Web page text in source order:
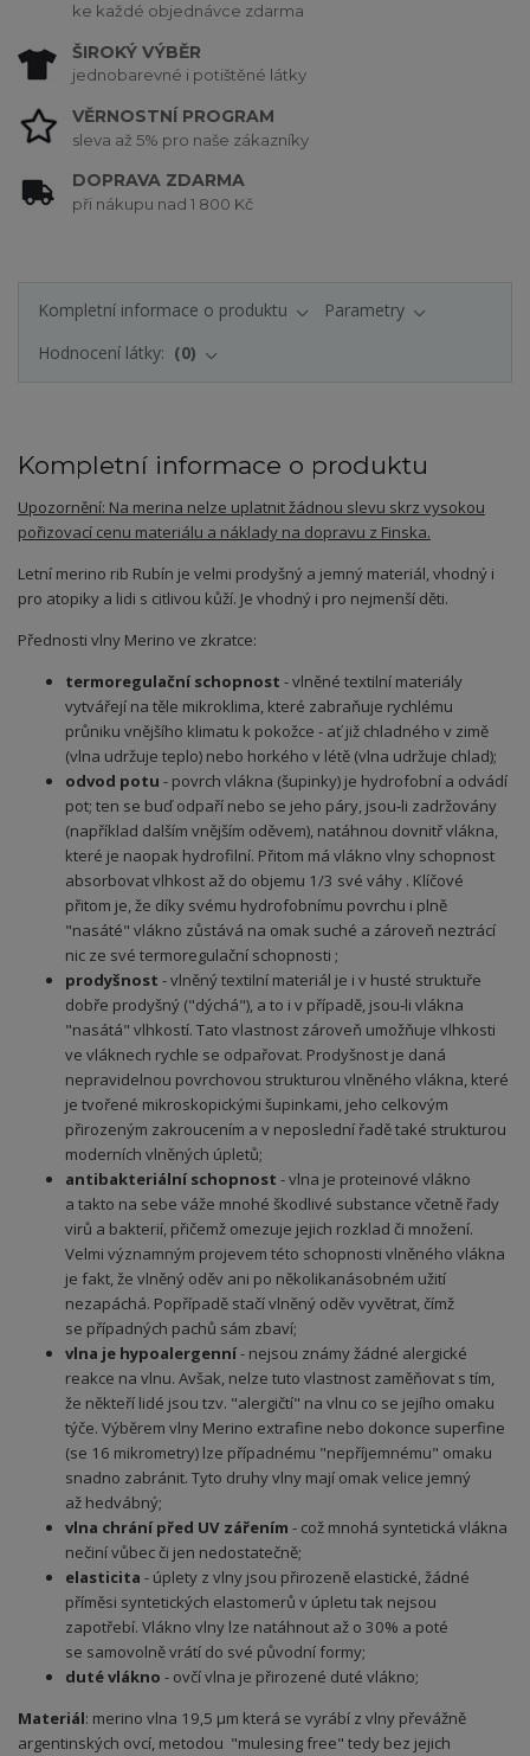
ke každé objednávce zdarma
ŠIROKÝ VÝBĚR
jednobarevné i potištěné látky
VĚRNOSTNÍ PROGRAM
sleva až 5% pro naše zákazníky
DOPRAVA ZDARMA
při nákupu nad 1 800 Kč
Kompletní informace o produktu
Parametry
Hodnocení látky:
0
Kompletní informace o produktu
Upozornění: Na merina nelze uplatnit žádnou slevu skrz vysokou
pořizovací cenu materiálu a náklady na dopravu z Finska.
Letní merino rib Rubín je velmi prodyšný a jemný materiál, vhodný i
pro atopiky a lidi s citlivou kůží. Je vhodný i pro nejmenší děti.
Přednosti vlny Merino ve zkratce:
termoregulační schopnost - vlněné textilní materiály
vytvářejí na těle mikroklima, které zabraňuje rychlému
průniku vnějšího klimatu k pokožce - ať již chladného v zimě
(vlna udržuje teplo) nebo horkého v létě (vlna udržuje chlad);
odvod potu - povrch vlákna (šupinky) je hydrofobní a odvádí
pot; ten se buď odpaří nebo se jeho páry, jsou‑li zadržovány
(například dalším vnějším oděvem), natáhnou dovnitř vlákna,
které je naopak hydrofilní. Přitom má vlákno vlny schopnost
absorbovat vlhkost až do objemu 1/3 své váhy . Klíčové
přitom je, že díky svému hydrofobnímu povrchu i plně
"nasáté" vlákno zůstává na omak suché a zároveň neztrácí
nic ze své termoregulační schopnosti ;
prodyšnost - vlněný textilní materiál je i v husté struktuře
dobře prodyšný ("dýchá"), a to i v případě, jsou‑li vlákna
"nasátá" vlhkostí. Tato vlastnost zároveň umožňuje vlhkosti
ve vláknech rychle se odpařovat. Prodyšnost je daná
nepravidelnou povrchovou strukturou vlněného vlákna, které
je tvořené mikroskopickými šupinkami, jeho celkovým
přirozeným zakroucením a v neposlední řadě také strukturou
moderních vlněných úpletů;
antibakteriální schopnost - vlna je proteinové vlákno
a takto na sebe váže mnohé škodlivé substance včetně řady
virů a bakterií, přičemž omezuje jejich rozklad či množení.
Velmi významným projevem této schopnosti vlněného vlákna
je fakt, že vlněný oděv ani po několikanásobném užití
nezapáchá. Popřípadě stačí vlněný oděv vyvětrat, čímž
se případných pachů sám zbaví;
vlna je hypoalergenní- nejsou známy žádné alergické
reakce na vlnu. Avšak, nelze tuto vlastnost zaměňovat s tím,
že někteří lidé jsou tzv. "alergičtí" na vlnu co se jejího omaku
týče. Výběrem vlny Merino extrafine nebo dokonce superfine
(se 16 mikrometry) lze případnému "nepříjemnému" omaku
snadno zabránit. Tyto druhy vlny mají omak velice jemný
až hedvábný;
vlna chrání před UV zářením - což mnohá syntetická vlákna
nečiní vůbec či jen nedostatečně;
elasticita - úplety z vlny jsou přirozeně elastické, žádné
příměsi syntetických elastomerů v úpletu tak nejsou
zapotřebí. Vlákno vlny lze natáhnout až o 30% a poté
se samovolně vrátí do své původní formy;
duté vlákno - ovčí vlna je přirozené duté vlákno;
Materiál: merino vlna 19,5 µm která se vyrábí z vlny převážně
argentinských ovcí, metodou "mulesing free" tedy bez jejich